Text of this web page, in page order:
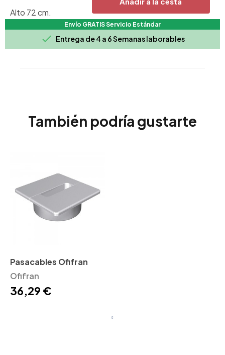
Envío GRATIS Servicio Estándar
 Entrega de 4 a 6 Semanas laborables
Alto 72 cm.
Dimensiones de Armario - 160x46x60h cm.
También podría gustarte
Pasacables Ofifran
Ofifran
36,29 €